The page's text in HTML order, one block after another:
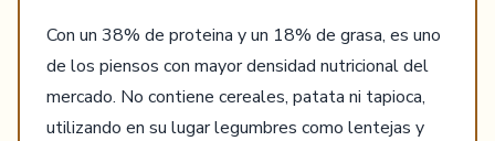
Con un 38% de proteina y un 18% de grasa, es uno
de los piensos con mayor densidad nutricional del
mercado. No contiene cereales, patata ni tapioca,
utilizando en su lugar legumbres como lentejas y